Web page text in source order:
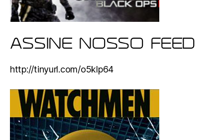
ASSINE NOSSO FEED
http://tinyurl.com/o5klp64